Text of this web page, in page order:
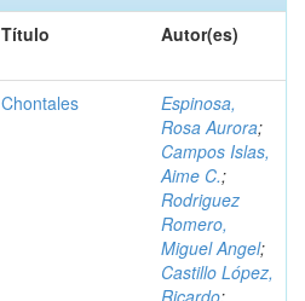
Título Autor(es)
Chontales
Espinosa,
Rosa Aurora;
Campos Islas,
Aime C.;
Rodriguez
Romero,
Miguel Angel;
Castillo López,
Ricardo;